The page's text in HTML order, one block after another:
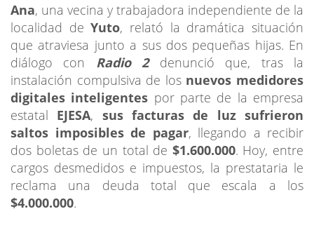
Ana, una vecina y trabajadora independiente de la
localidad deYuto, relató la dramática situación
que atraviesa junto a sus dos pequeñas hijas. En
diálogo con Radio 2denunció que, tras la
instalación compulsiva de los nuevos medidores
digitales inteligentes por parte de la empresa
estatal EJESA, sus facturas de luz sufrieron
saltos imposibles de pagar, llegando a recibir
dos boletas de un total de $1.600.000. Hoy, entre
cargos desmedidos e impuestos, la prestataria le
reclama una deuda total que escala a los
$4.000.000.